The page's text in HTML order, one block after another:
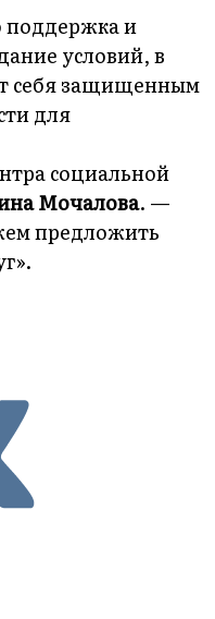
поддержка и
условий, в
себя защищенным
для
социальной
Мочалова. —
предложить